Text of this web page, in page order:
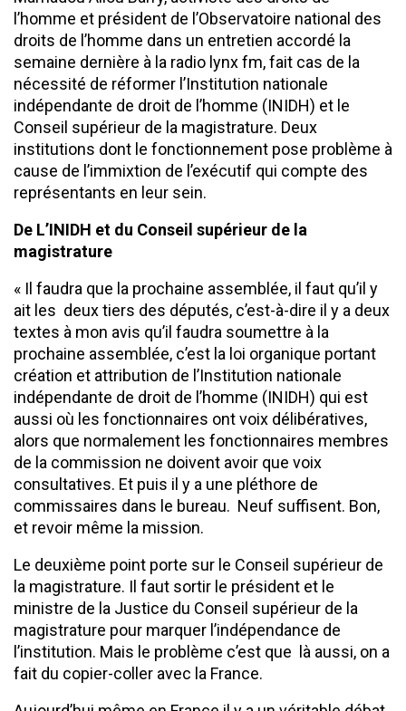
l’homme et président de l’Observatoire national des
droits de l’homme dans un entretien accordé la
semaine dernière à la radio lynx fm, fait cas de la
nécessité de réformer l’Institution nationale
indépendante de droit de l’homme (INIDH) et le
Conseil supérieur de la magistrature. Deux
institutions dont le fonctionnement pose problème à
cause de l’immixtion de l’exécutif qui compte des
représentants en leur sein.
De L’INIDH et du Conseil supérieur de la
magistrature
« Il faudra que la prochaine assemblée, il faut qu’il y
ait les deux tiers des députés, c’est-à-dire il y a deux
textes à mon avis qu’il faudra soumettre à la
prochaine assemblée, c’est la loi organique portant
création et attribution de l’Institution nationale
indépendante de droit de l’homme (INIDH) qui est
aussi où les fonctionnaires ont voix délibératives,
alors que normalement les fonctionnaires membres
de la commission ne doivent avoir que voix
consultatives. Et puis il y a une pléthore de
commissaires dans le bureau. Neuf suffisent. Bon,
et revoir même la mission.
Le deuxième point porte sur le Conseil supérieur de
la magistrature. Il faut sortir le président et le
ministre de la Justice du Conseil supérieur de la
magistrature pour marquer l’indépendance de
l’institution. Mais le problème c’est que là aussi, on a
fait du copier-coller avec la France.